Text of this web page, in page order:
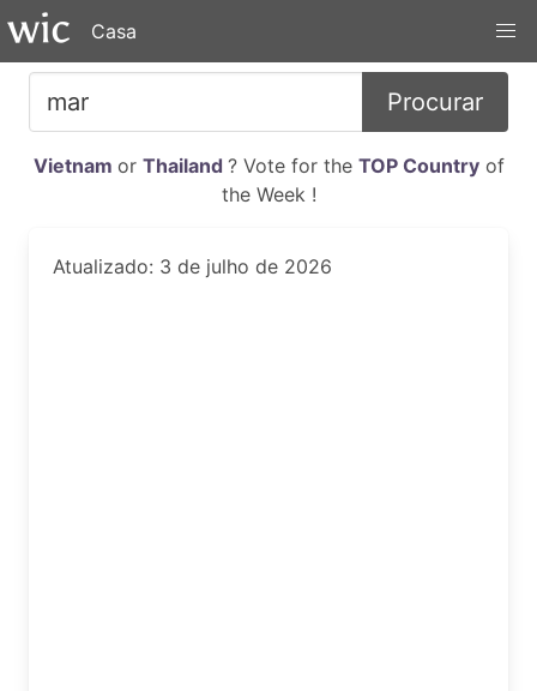
Casa
Procurar
Vietnam or Thailand ? Vote for the TOP Countryof
the Week !
Atualizado: 3 de julho de 2026